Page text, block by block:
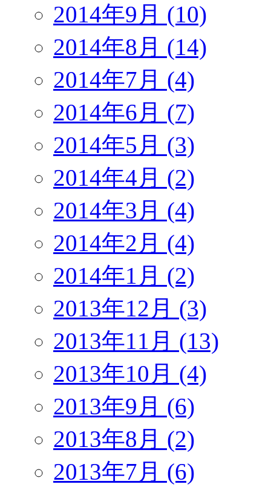
2014年9月 (10)
2014年8月 (14)
2014年7月 (4)
2014年6月 (7)
2014年5月 (3)
2014年4月 (2)
2014年3月 (4)
2014年2月 (4)
2014年1月 (2)
2013年12月 (3)
2013年11月 (13)
2013年10月 (4)
2013年9月 (6)
2013年8月 (2)
2013年7月 (6)